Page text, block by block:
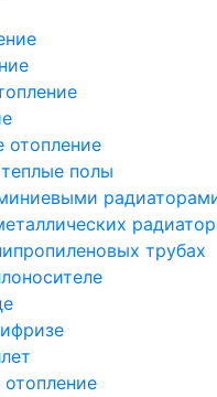
отопление
полы
трубах